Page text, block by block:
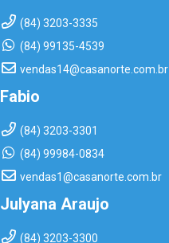
(84) 3203-3335
(84) 99135-4539
vendas14@casanorte.com.br
Fabio
(84) 3203-3301
(84) 99984-0834
vendas1@casanorte.com.br
Julyana Araujo
(84) 3203-3300